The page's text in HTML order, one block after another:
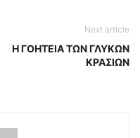
Next article
Η ΓΟΗΤΕΙΑ ΤΩΝ ΓΛΥΚΩΝ
ΚΡΑΣΙΩΝ